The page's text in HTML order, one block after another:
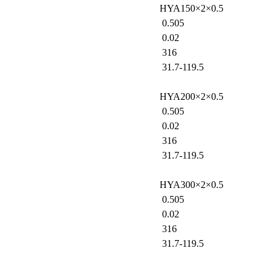
HYA150×2×0.5
0.505
0.02
316
31.7-119.5
HYA200×2×0.5
0.505
0.02
316
31.7-119.5
HYA300×2×0.5
0.505
0.02
316
31.7-119.5